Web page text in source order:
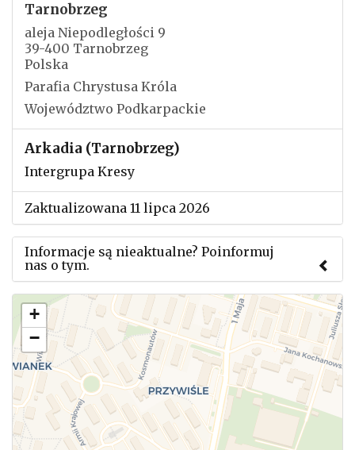
Tarnobrzeg
aleja Niepodległości 9
39-400 Tarnobrzeg
Polska
Parafia Chrystusa Króla
Województwo Podkarpackie
Arkadia (Tarnobrzeg)
Intergrupa Kresy
Zaktualizowana 11 lipca 2026
Informacje są nieaktualne? Poinformuj
nas o tym.
Użyj tego formularza aby przesłać informację o
zmianach w powyższym mityngu.
+
−